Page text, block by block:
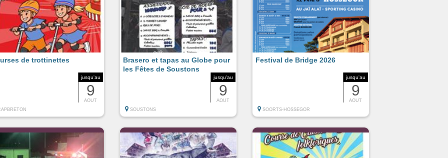
jusqu'au
9
AOUT
de trottinettes
jusqu'au
9
AOUT
Brasero et tapas au Globe pour
les Fêtes de Soustons
SOUSTONS
jusqu'au
9
AOUT
Festival de Bridge 2026
SOORTS-HOSSEGOR